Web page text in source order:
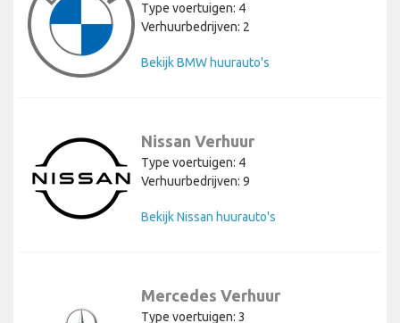
Type voertuigen: 4
Verhuurbedrijven: 2
Bekijk BMW huurauto's
Nissan Verhuur
Type voertuigen: 4
Verhuurbedrijven: 9
Bekijk Nissan huurauto's
Mercedes Verhuur
Type voertuigen: 3